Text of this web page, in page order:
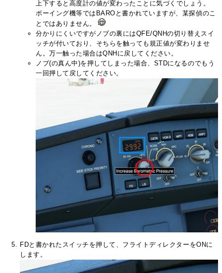
上下すると高度計の値が変わったことに気づくでしょう。
ボーイング機等ではBAROと書かれていますが、某探偵のこ
とではありません。
分かりにくいですがノブの裏にはQFE/QNHの切り替えスイ
ッチが付いており、そちらを触っても規正値が変わりませ
ん。万一触った場合はQNHに戻してください。
ノブ(の真ん中)を押してしまった場合、STDになるのでもう
一回押して戻してください。
FDと書かれたスイッチを押して、フライトディレクターをONに
します。